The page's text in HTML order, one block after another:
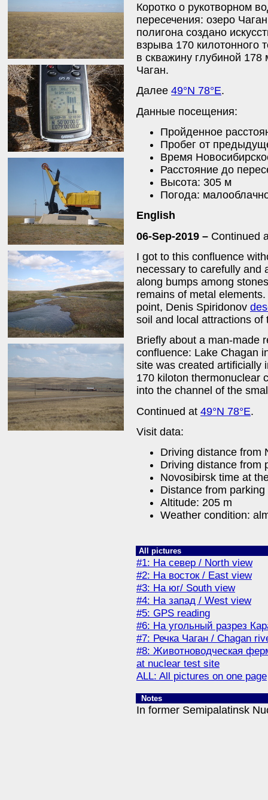
Коротко о рукотворном
пересечения: озеро
полигона создано
взрыва 170 килотонного
в скважину глубиной
Чаган.
Далее 49°N 78°E.
Данные посещения:
Пройденное
Пробег от
Время
Расстояние до
Высота: 305 м
Погода:
English
06-Sep-2019 – Continued
I got to this confluence
necessary to carefully and
along bumps among
remains of metal
point, Denis Spiridonov
soil and local attractions of
Briefly about a man-made
confluence: Lake Chagan
site was created artificially
170 kiloton thermonuclear
into the channel of the
Continued at 49°N 78°E.
Visit data:
Driving distance from
Driving distance from
Novosibirsk time at
Distance from
Altitude: 205 m
Weather condition:
All pictures
#1: На север / North view
#2: На восток / East view
#3: На юг/ South view
#4: На запад / West view
#5: GPS reading
#6: На угольный разрез
#7: Речка Чаган / Chagan
#8: Животноводческая
at nuclear test site
ALL: All pictures on one page
Notes
In former Semipalatinsk